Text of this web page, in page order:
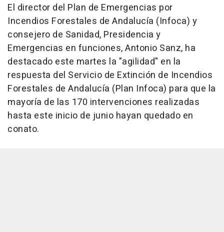
El director del Plan de Emergencias por
Incendios Forestales de Andalucía (Infoca) y
consejero de Sanidad, Presidencia y
Emergencias en funciones, Antonio Sanz, ha
destacado este martes la "agilidad" en la
respuesta del Servicio de Extinción de Incendios
Forestales de Andalucía (Plan Infoca) para que la
mayoría de las 170 intervenciones realizadas
hasta este inicio de junio hayan quedado en
conato.